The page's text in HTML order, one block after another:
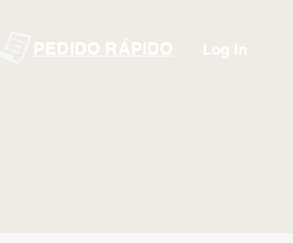
PEDIDO RÁPIDO Log In